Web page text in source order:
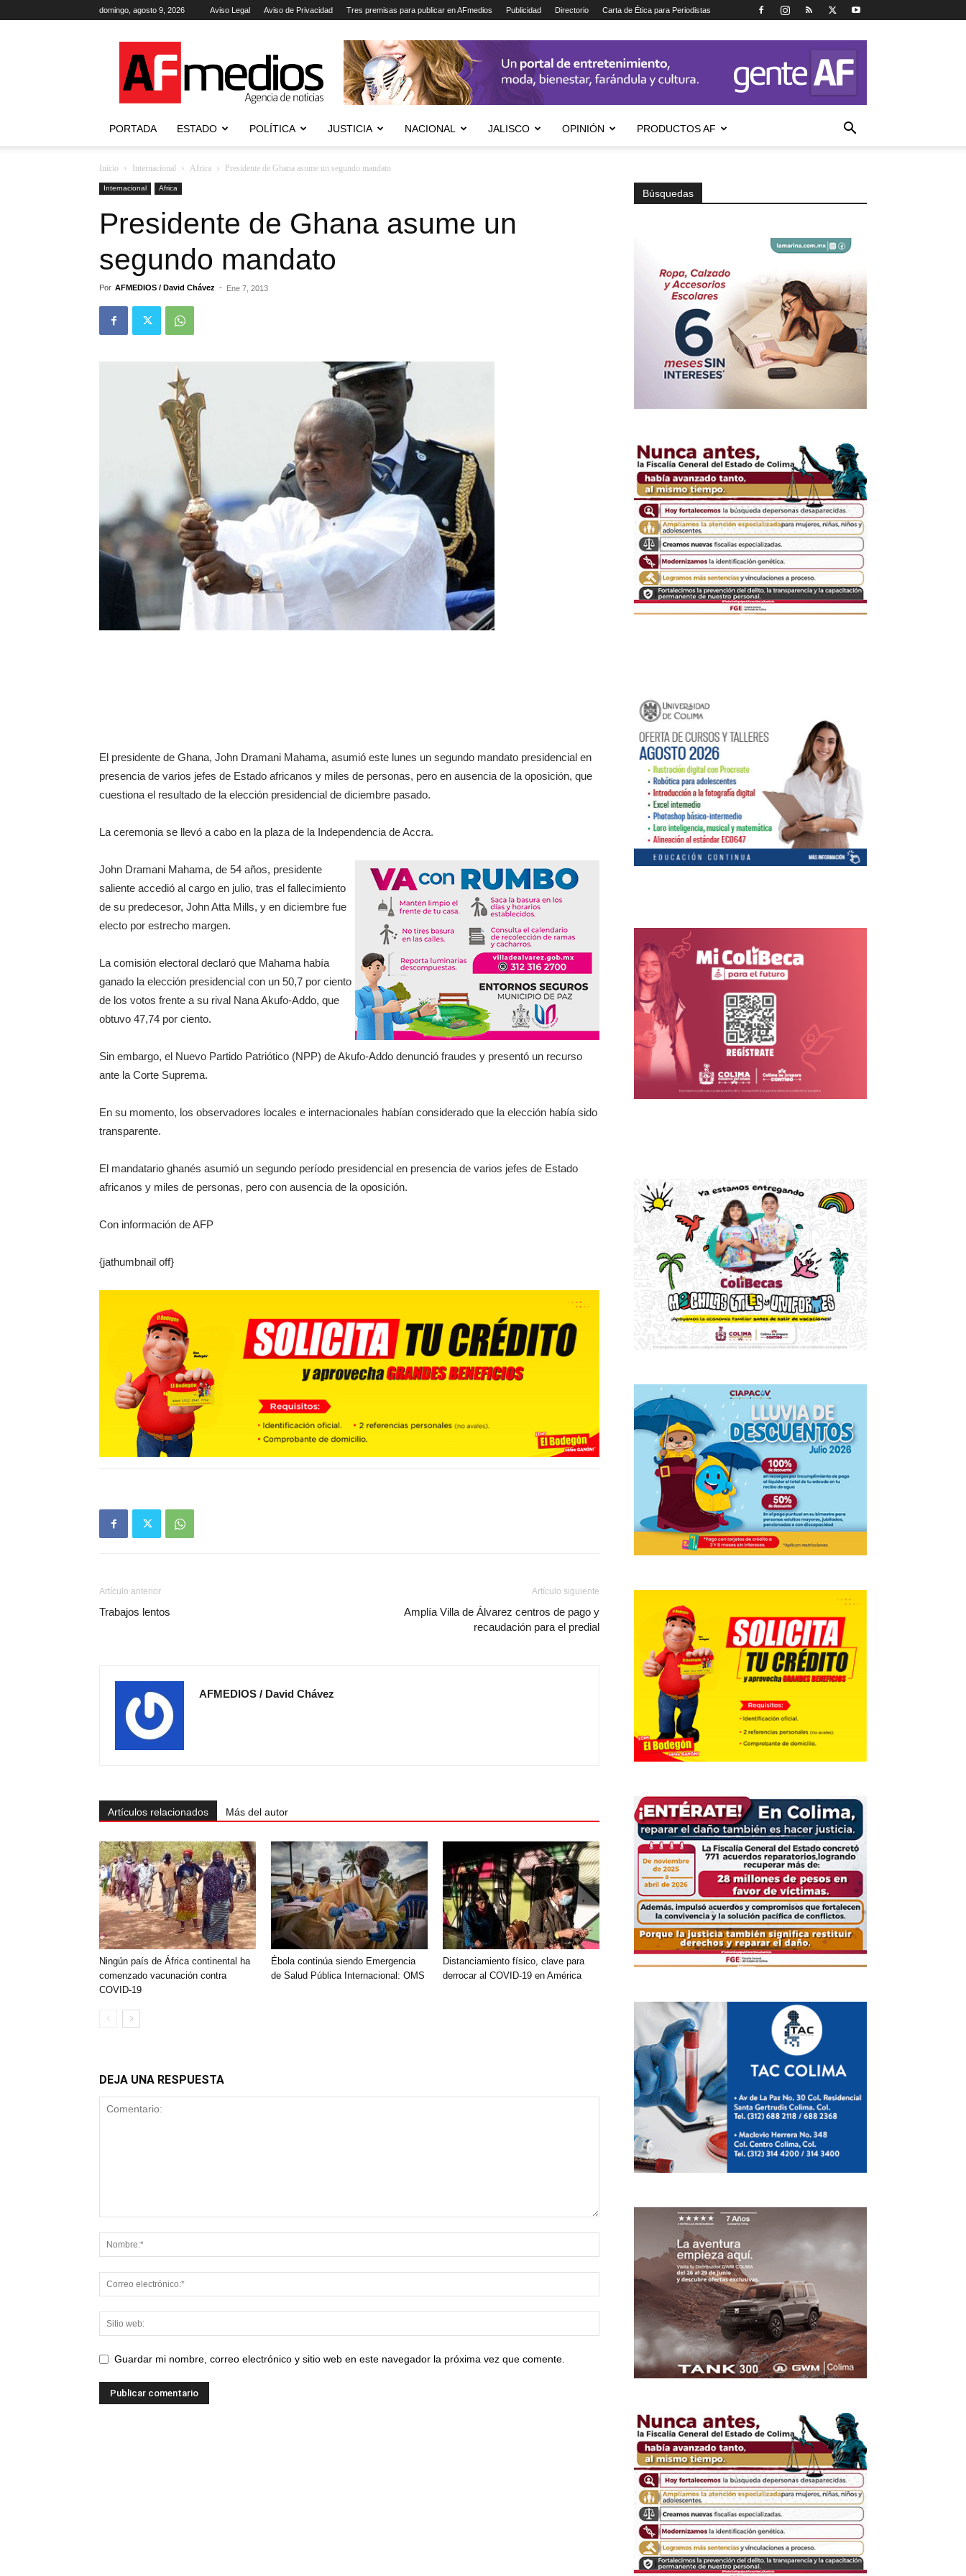
domingo, agosto 9, 2026 Aviso Legal Aviso de Privacidad Tres premisas para publicar en AFmedios Publicidad Directorio Carta de Ética para Periodistas
Agencia
de
Noticias
PORTADA ESTADO POLÍTICA JUSTICIA NACIONAL JALISCO OPINIÓN PRODUCTOS AF
Inicio Internacional Africa Presidente de Ghana asume un segundo mandato
Internacional Africa
Presidente de Ghana asume un
segundo mandato
Por AFMEDIOS / David Chávez - Ene 7, 2013
El presidente de Ghana, John Dramani Mahama, asumió este lunes un segundo mandato presidencial en
presencia de varios jefes de Estado africanos y miles de personas, pero en ausencia de la oposición, que
cuestiona el resultado de la elección presidencial de diciembre pasado.
La ceremonia se llevó a cabo en la plaza de la Independencia de Accra.
John Dramani Mahama, de 54 años, presidente
saliente accedió al cargo en julio, tras el fallecimiento
de su predecesor, John Atta Mills, y en diciembre fue
electo por estrecho margen.
La comisión electoral declaró que Mahama había
ganado la elección presidencial con un 50,7 por ciento
de los votos frente a su rival Nana Akufo-Addo, que
obtuvo 47,74 por ciento.
Sin embargo, el Nuevo Partido Patriótico (NPP) de Akufo-Addo denunció fraudes y presentó un recurso
ante la Corte Suprema.
En su momento, los observadores locales e internacionales habían considerado que la elección había sido
transparente.
El mandatario ghanés asumió un segundo período presidencial en presencia de varios jefes de Estado
africanos y miles de personas, pero con ausencia de la oposición.
Con información de AFP
{jathumbnail off}
Artículo anterior
Trabajos lentos
Artículo siguiente
Amplía Villa de Álvarez centros de pago y
recaudación para el predial
AFMEDIOS / David Chávez
Artículos relacionados Más del autor
Ningún país de África continental ha
comenzado vacunación contra
COVID-19
Ébola continúa siendo Emergencia
de Salud Pública Internacional: OMS
Distanciamiento físico, clave para
derrocar al COVID-19 en América
DEJA UNA RESPUESTA
Guardar mi nombre, correo electrónico y sitio web en este navegador la próxima vez que comente.
Búsquedas